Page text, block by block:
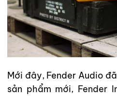
Mới đây, Fender Audio
sản phẩm mới, Fender